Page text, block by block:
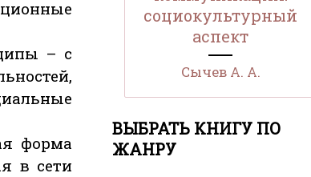
социокультурный
аспект
Сычев А. А.
ВЫБРАТЬ КНИГУ ПО
ЖАНРУ
– с
форма
в сети